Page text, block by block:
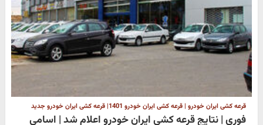
قرعه کشی ایران خودرو | قرعه کشی ایران خودرو 1401| قرعه کشی ایران خودرو جدید
فوری | نتایج قرعه کشی ایران خودرو اعلام شد | اسامی